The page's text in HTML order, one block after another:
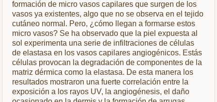
formación de micro vasos capilares que surgen de los
vasos ya existentes, algo que no se observa en el tejido
cutáneo normal. Pero, ¿cómo llegan a formarse estos
micro vasos? Se ha observado que la piel expuesta al
sol experimenta una serie de infiltraciones de células
de elastasa en los vasos capilares angiogénicos. Estás
células provocan la degradación de componentes de la
matriz dérmica como la elastasa. De esta manera los
resultados mostraron una fuerte correlación entre la
exposición a los rayos UV, la angiogénesis, el daño